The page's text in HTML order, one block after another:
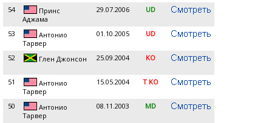
54
Принс
Аджама
29.07.2006 UD
53
Антонио
Тарвер
01.10.2005 UD
52 Глен Джонсон 25.09.2004 KO
51
Антонио
Тарвер
15.05.2004 T KO
50
Антонио
Тарвер
08.11.2003 MD